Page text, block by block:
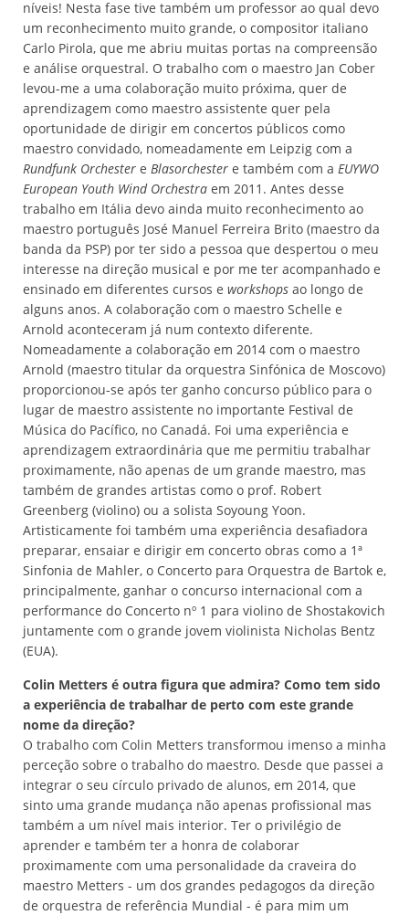
níveis! Nesta fase tive também um professor ao qual devo
um reconhecimento muito grande, o compositor italiano
Carlo Pirola, que me abriu muitas portas na compreensão
e análise orquestral. O trabalho com o maestro Jan Cober
levou-me a uma colaboração muito próxima, quer de
aprendizagem como maestro assistente quer pela
oportunidade de dirigir em concertos públicos como
maestro convidado, nomeadamente em Leipzig com a
Rundfunk Orchester e Blasorchester e também com a EUYWO
European Youth Wind Orchestra em 2011. Antes desse
trabalho em Itália devo ainda muito reconhecimento ao
maestro português José Manuel Ferreira Brito (maestro da
banda da PSP) por ter sido a pessoa que despertou o meu
interesse na direção musical e por me ter acompanhado e
ensinado em diferentes cursos e workshops ao longo de
alguns anos. A colaboração com o maestro Schelle e
Arnold aconteceram já num contexto diferente.
Nomeadamente a colaboração em 2014 com o maestro
Arnold (maestro titular da orquestra Sinfónica de Moscovo)
proporcionou-se após ter ganho concurso público para o
lugar de maestro assistente no importante Festival de
Música do Pacífico, no Canadá. Foi uma experiência e
aprendizagem extraordinária que me permitiu trabalhar
proximamente, não apenas de um grande maestro, mas
também de grandes artistas como o prof. Robert
Greenberg (violino) ou a solista Soyoung Yoon.
Artisticamente foi também uma experiência desafiadora
preparar, ensaiar e dirigir em concerto obras como a 1ª
Sinfonia de Mahler, o Concerto para Orquestra de Bartok e,
principalmente, ganhar o concurso internacional com a
performance do Concerto nº 1 para violino de Shostakovich
juntamente com o grande jovem violinista Nicholas Bentz
(EUA).
Colin Metters é outra figura que admira? Como tem sido
a experiência de trabalhar de perto com este grande
nome da direção?
O trabalho com Colin Metters transformou imenso a minha
perceção sobre o trabalho do maestro. Desde que passei a
integrar o seu círculo privado de alunos, em 2014, que
sinto uma grande mudança não apenas profissional mas
também a um nível mais interior. Ter o privilégio de
aprender e também ter a honra de colaborar
proximamente com uma personalidade da craveira do
maestro Metters - um dos grandes pedagogos da direção
de orquestra de referência Mundial - é para mim um